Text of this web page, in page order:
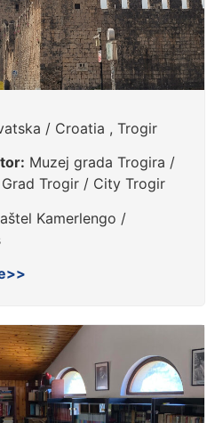
/ Croatia , Trogir
Muzej grada Trogira /
Trogir / City Trogir
Kamerlengo /